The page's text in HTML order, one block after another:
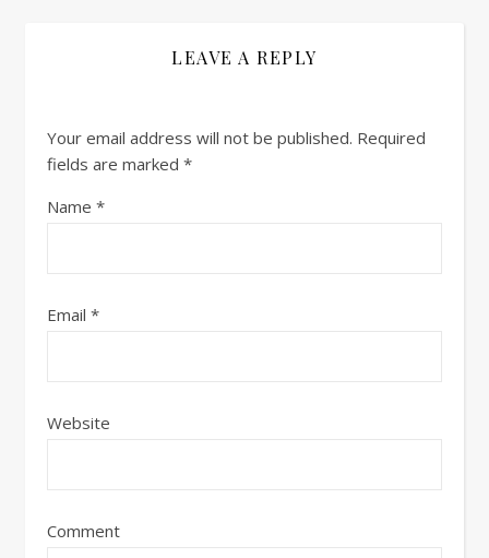
LEAVE A REPLY
Your email address will not be published. Required
fields are marked *
Name *
Email *
Website
Comment